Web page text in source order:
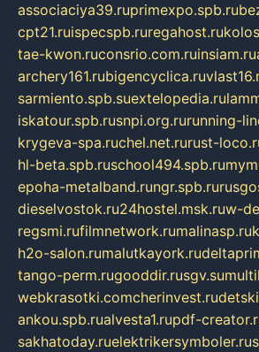
associaciya39.ruprimexpo.spb.ru
cpt21.ruispecspb.ruregahost.ru
tae-kwon.ruconsrio.com.ruinsiam.ru
archery161.rubigencyclica.ru
sarmiento.spb.suextelopedia.ru
iskatour.spb.rusnpi.org.rurunning-
krygeva-spa.ruchel.net.rurust-
hl-beta.spb.ruschool494.spb.ru
epoha-metalband.rungr.spb.ru
dieselvostok.ru24hostel.msk.ruw-
regsmi.rufilmnetwork.rumalinasp.ru
h2o-salon.rumalutkayork.ru
tango-perm.rugooddir.rusgv.su
webkrasotki.comcherinvest.ru
ankou.spb.rualvesta1.rupdf-
sakhatoday.ruelektrikersymboler.ru